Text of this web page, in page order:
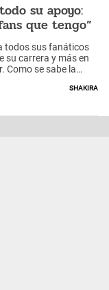
su apoyo:
que tengo”
todos sus fanáticos
su carrera y más en
Como se sabe la
el jueves en Puerto
Shakira